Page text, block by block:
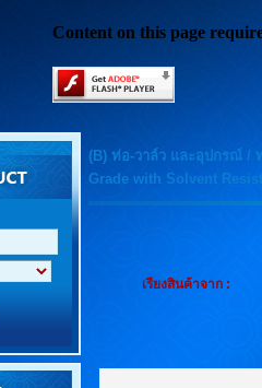
Content on this page
(B) ท่อ-วาล์ว และอุปกรณ์/
Grade with Solvent
เรียงสินค้าจาก :